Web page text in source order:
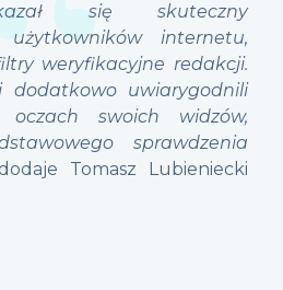
się skuteczny
internetu,
weryfikacyjne redakcji.
dodatkowo uwiarygodnili
swoich widzów,
sprawdzenia
Tomasz Lubieniecki